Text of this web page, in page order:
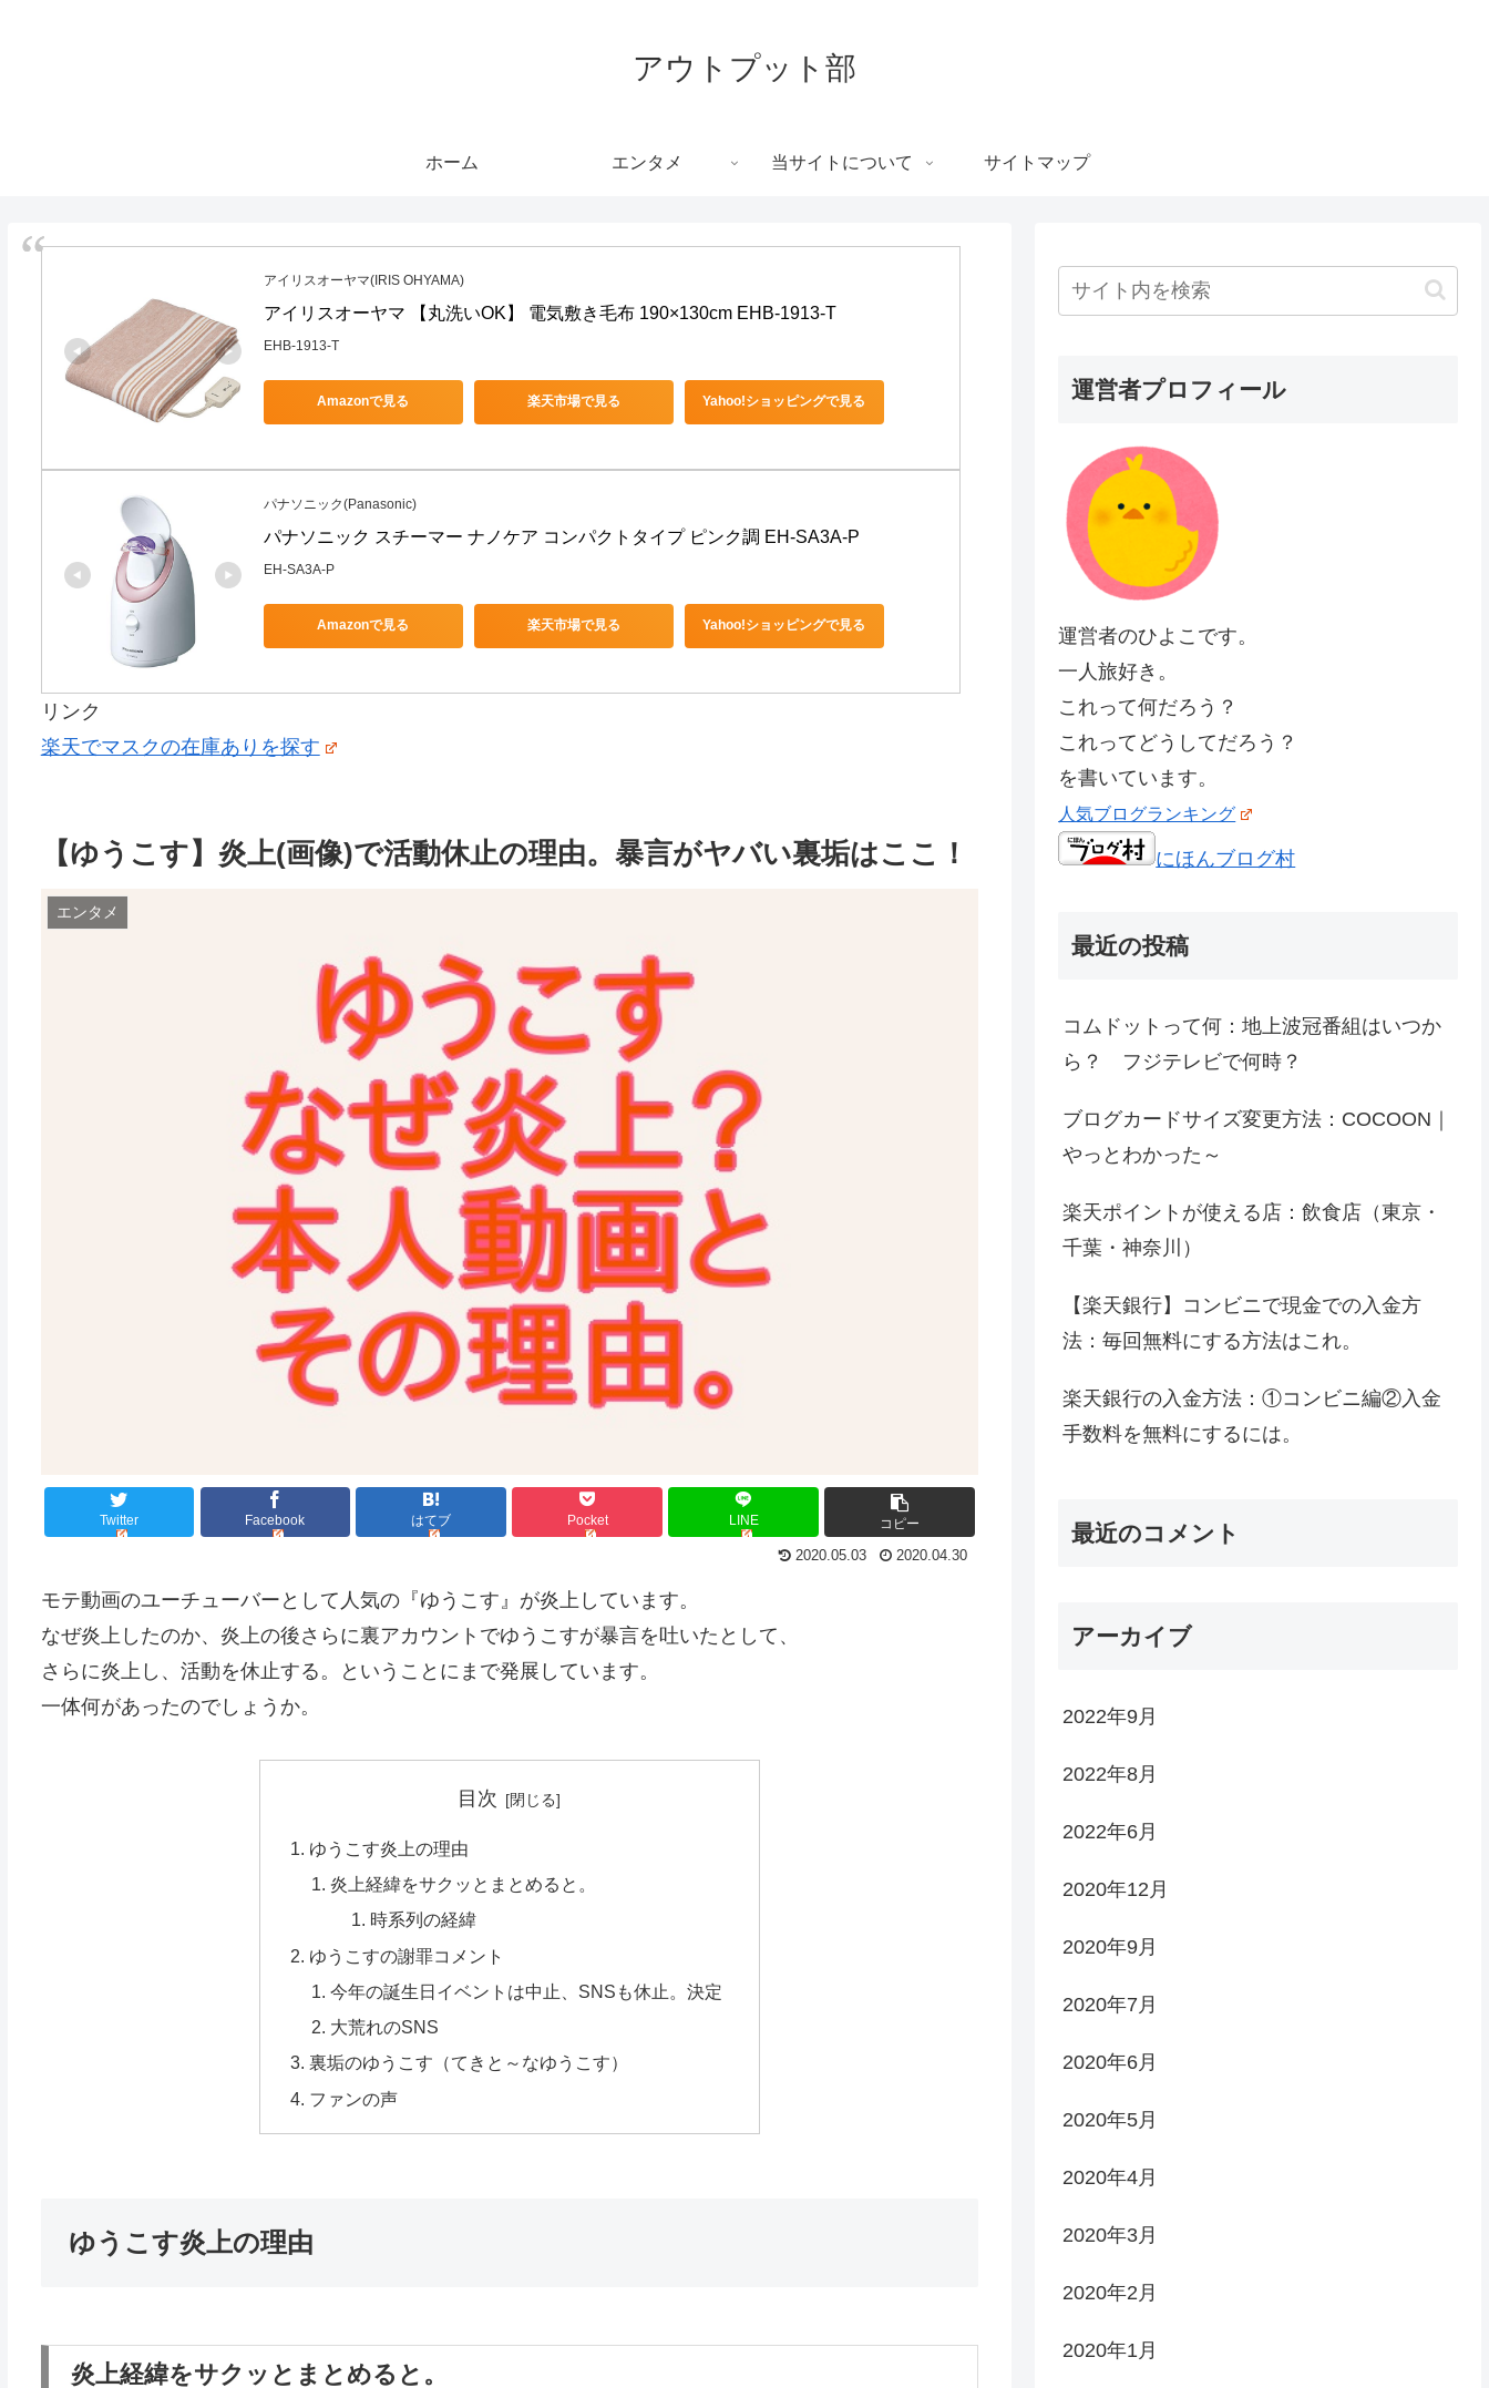
アウトプット部
ホーム エンタメ 当サイトについて サイトマップ
アイリスオーヤマ(IRIS OHYAMA)
アイリスオーヤマ 【丸洗いOK】 電気敷き毛布 190×130cm EHB-1913-T
EHB-1913-T
Amazonで見る 楽天市場で見る Yahoo!ショッピングで見る
パナソニック(Panasonic)
パナソニック スチーマー ナノケア コンパクトタイプ ピンク調 EH-SA3A-P
EH-SA3A-P
Amazonで見る 楽天市場で見る Yahoo!ショッピングで見る
リンク
楽天でマスクの在庫ありを探す
【ゆうこす】炎上(画像)で活動休止の理由。暴言がヤバい裏垢はここ！
エンタメ
Twitter Facebook はてブ Pocket LINE コピー
2020.05.03 2020.04.30
モテ動画のユーチューバーとして人気の『ゆうこす』が炎上しています。
なぜ炎上したのか、炎上の後さらに裏アカウントでゆうこすが暴言を吐いたとして、
さらに炎上し、活動を休止する。ということにまで発展しています。
一体何があったのでしょうか。
目次
ゆうこす炎上の理由
炎上経緯をサクッとまとめると。
時系列の経緯
ゆうこすの謝罪コメント
今年の誕生日イベントは中止、SNSも休止。決定
大荒れのSNS
裏垢のゆうこす（てきと～なゆうこす）
ファンの声
ゆうこす炎上の理由
炎上経緯をサクッとまとめると。
運営者プロフィール
運営者のひよこです。
一人旅好き。
これって何だろう？
これってどうしてだろう？
を書いています。
人気ブログランキング
にほんブログ村
最近の投稿
コムドットって何：地上波冠番組はいつか
ら？ フジテレビで何時？
ブログカードサイズ変更方法：COCOON｜
やっとわかった～
楽天ポイントが使える店：飲食店（東京・
千葉・神奈川）
【楽天銀行】コンビニで現金での入金方
法：毎回無料にする方法はこれ。
楽天銀行の入金方法：①コンビニ編②入金
手数料を無料にするには。
最近のコメント
アーカイブ
2022年9月
2022年8月
2022年6月
2020年12月
2020年9月
2020年7月
2020年6月
2020年5月
2020年4月
2020年3月
2020年2月
2020年1月